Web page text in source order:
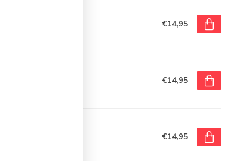
€14,95
€14,95
€14,95